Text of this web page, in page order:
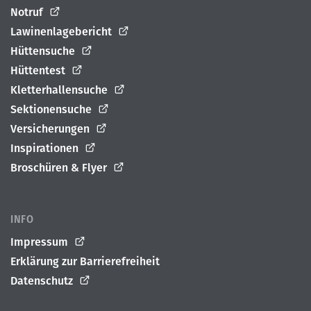
Notruf
Lawinenlagebericht
Hüttensuche
Hüttentest
Kletterhallensuche
Sektionensuche
Versicherungen
Inspirationen
Broschüren & Flyer
INFO
Impressum
Erklärung zur Barrierefreiheit
Datenschutz